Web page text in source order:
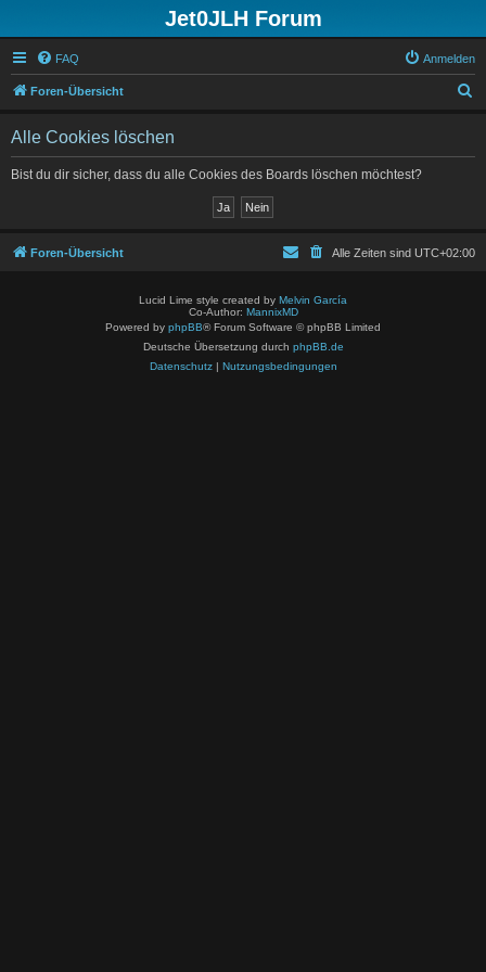
Jet0JLH Forum
FAQ Anmelden
Foren-Übersicht
Alle Cookies löschen
Bist du dir sicher, dass du alle Cookies des Boards löschen möchtest?
Foren-Übersicht Alle Zeiten sind UTC+02:00
Lucid Lime style created by Melvin García
Co-Author: MannixMD
Powered by phpBB® Forum Software © phpBB Limited
Deutsche Übersetzung durch phpBB.de
Datenschutz| Nutzungsbedingungen